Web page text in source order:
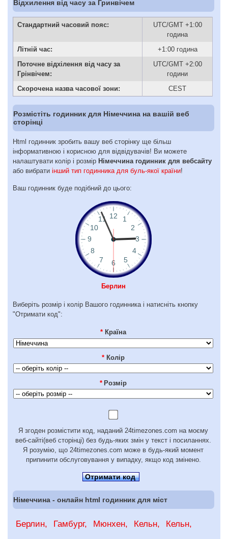
Відхилення від часу за Гринвічем
Стандартний часовий пояс:
UTC/GMT +1:00
година
Літній час:
+1:00 година
Поточне відхілення від часу за
Грінвічем:
UTC/GMT +2:00
години
Скорочена назва часової зони:
CEST
Розмістіть годинник для Німеччина на вашій веб
сторінці
Html годинник зробить вашу веб сторінку ще більш
інформативною і корисною для відвідувачів! Ви можете
налаштувати колір і розмір Німеччина годинник для вебсайту
або вибрати інший тип годинника для буль-якої країни!
Ваш годинник буде подібний до цього:
Берлин
Виберіть розмір і колір Вашого годинника і натисніть кнопку
"Отримати код":
* Країна
* Колір
* Розмір
Я згоден розмістити код, наданий 24timezones.com на моєму
веб-сайті(веб сторінці) без будь-яких змін у текст і посиланнях.
Я розумію, що 24timezones.com може в будь-який момент
припинити обслуговування у випадку, якщо код змінено.
Отримати код
Німеччина - онлайн html годинник для міст
Берлин Гамбург Мюнхен Кельн Кельн